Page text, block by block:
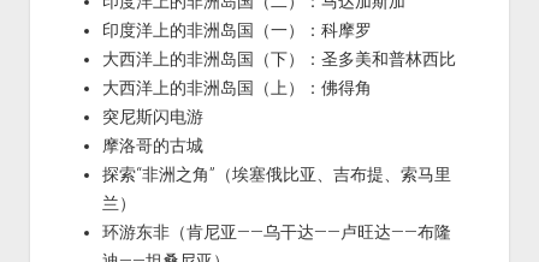
印度洋上的非洲岛国（一）：科摩罗
大西洋上的非洲岛国（下）：圣多美和普林西比
大西洋上的非洲岛国（上）：佛得角
突尼斯闪电游
摩洛哥的古城
探索“非洲之角”（埃塞俄比亚、吉布提、索马里
兰）
环游东非（肯尼亚——乌干达——卢旺达——布隆